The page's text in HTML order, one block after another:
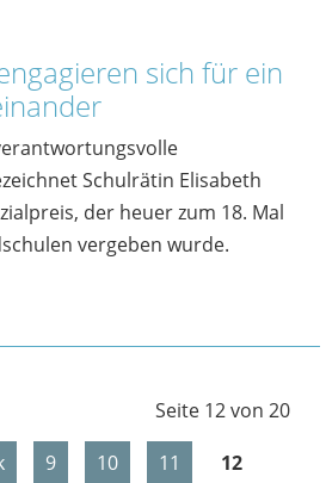
sich für ein
Schulrätin Elisabeth
der heuer zum 18. Mal
vergeben wurde.
Seite 12 von 20
9 10 11
12